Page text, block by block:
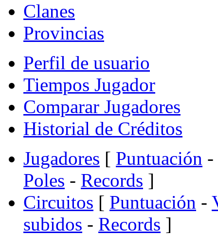
Clanes
Provincias
Perfil de usuario
Tiempos Jugador
Comparar Jugadores
Historial de Créditos
Jugadores [ Puntuación -
Poles - Records ]
Circuitos [ Puntuación -
subidos - Records ]